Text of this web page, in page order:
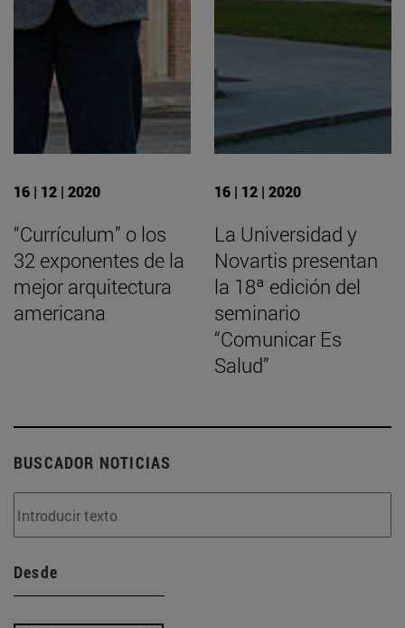
16 | 12 | 2020
“Currículum” o los
32 exponentes de la
mejor arquitectura
americana
16 | 12 | 2020
La Universidad y
Novartis presentan
la 18ª edición del
seminario
“Comunicar Es
Salud”
BUSCADOR NOTICIAS
Desde